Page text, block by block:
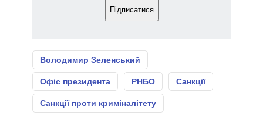
Підписатися
Володимир Зеленський
Офіс президента РНБО Санкції
Санкції проти криміналітету